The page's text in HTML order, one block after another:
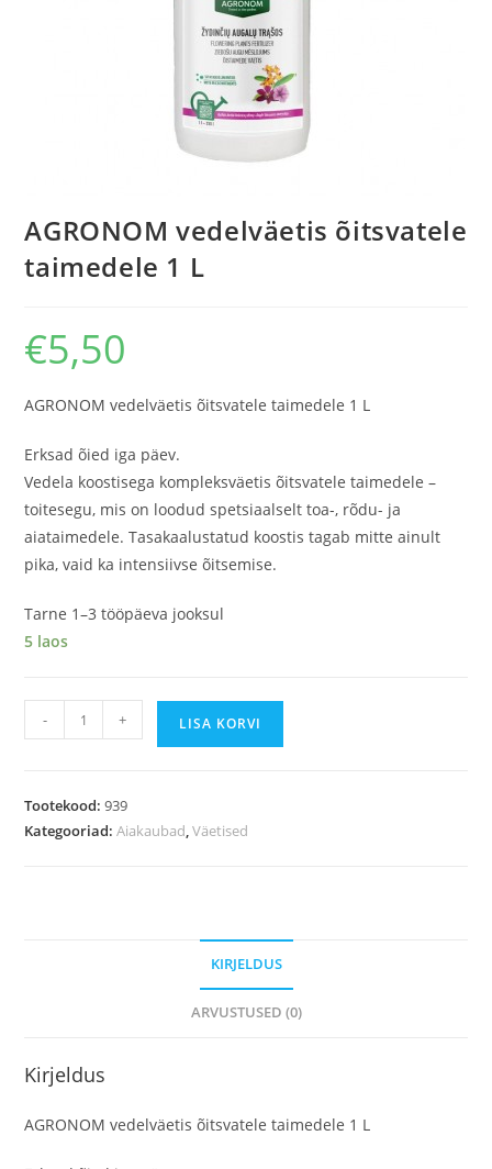
AGRONOM vedelväetis õitsvatele
taimedele 1 L
€5,50
AGRONOM vedelväetis õitsvatele taimedele 1 L
Erksad õied iga päev.
Vedela koostisega kompleksväetis õitsvatele taimedele –
toitesegu, mis on loodud spetsiaalselt toa-, rõdu- ja
aiataimedele. Tasakaalustatud koostis tagab mitte ainult
pika, vaid ka intensiivse õitsemise.
Tarne 1–3 tööpäeva jooksul
5 laos
- + LISA KORVI
Tootekood:939
Kategooriad:Aiakaubad,Väetised
KIRJELDUS
ARVUSTUSED (0)
Kirjeldus
AGRONOM vedelväetis õitsvatele taimedele 1 L